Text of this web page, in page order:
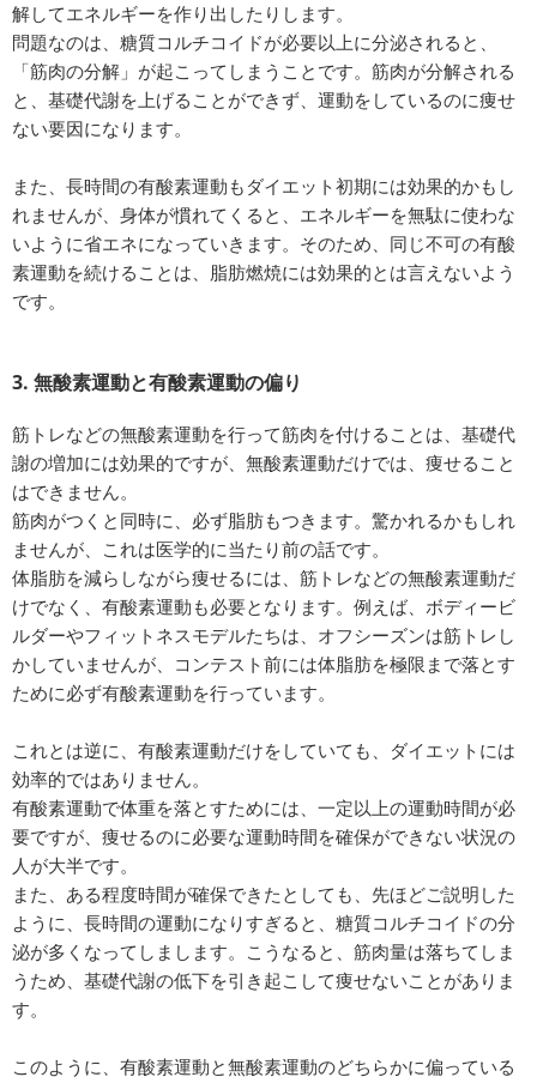
解してエネルギーを作り出したりします。
問題なのは、糖質コルチコイドが必要以上に分泌されると、
「筋肉の分解」が起こってしまうことです。筋肉が分解される
と、基礎代謝を上げることができず、運動をしているのに痩せ
ない要因になります。
また、長時間の有酸素運動もダイエット初期には効果的かもし
れませんが、身体が慣れてくると、エネルギーを無駄に使わな
いように省エネになっていきます。そのため、同じ不可の有酸
素運動を続けることは、脂肪燃焼には効果的とは言えないよう
です。
3. 無酸素運動と有酸素運動の偏り
筋トレなどの無酸素運動を行って筋肉を付けることは、基礎代
謝の増加には効果的ですが、無酸素運動だけでは、痩せること
はできません。
筋肉がつくと同時に、必ず脂肪もつきます。驚かれるかもしれ
ませんが、これは医学的に当たり前の話です。
体脂肪を減らしながら痩せるには、筋トレなどの無酸素運動だ
けでなく、有酸素運動も必要となります。例えば、ボディービ
ルダーやフィットネスモデルたちは、オフシーズンは筋トレし
かしていませんが、コンテスト前には体脂肪を極限まで落とす
ために必ず有酸素運動を行っています。
これとは逆に、有酸素運動だけをしていても、ダイエットには
効率的ではありません。
有酸素運動で体重を落とすためには、一定以上の運動時間が必
要ですが、痩せるのに必要な運動時間を確保ができない状況の
人が大半です。
また、ある程度時間が確保できたとしても、先ほどご説明した
ように、長時間の運動になりすぎると、糖質コルチコイドの分
泌が多くなってしまします。こうなると、筋肉量は落ちてしま
うため、基礎代謝の低下を引き起こして痩せないことがありま
す。
このように、有酸素運動と無酸素運動のどちらかに偏っている